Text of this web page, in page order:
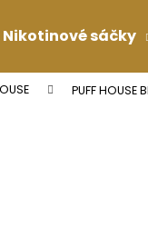
Nikotinové sáčky
PUFF HOUSE
Co